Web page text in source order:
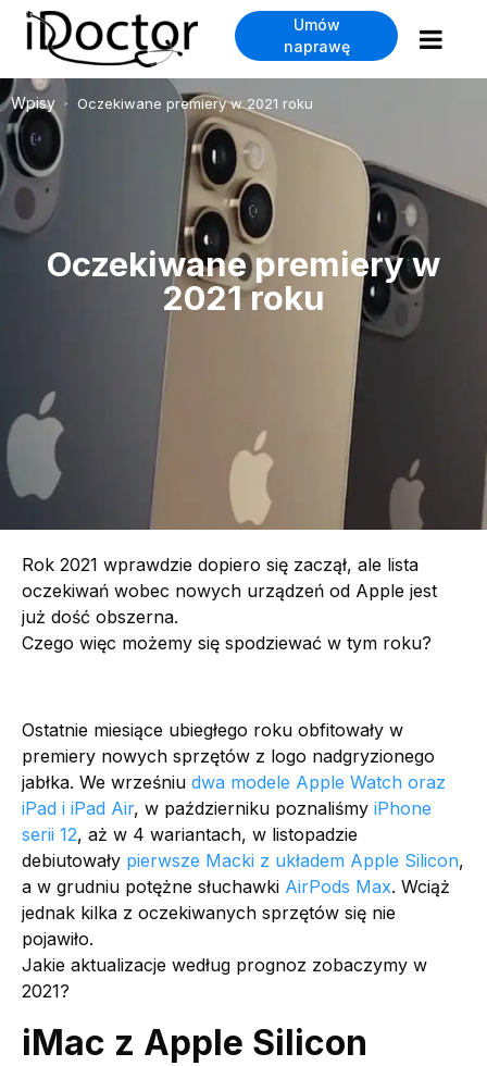
Umów
naprawę
Wpisy > Oczekiwane premiery w 2021 roku
Oczekiwane premiery w
2021 roku
Rok 2021 wprawdzie dopiero się zaczął, ale lista
oczekiwań wobec nowych urządzeń od Apple jest
już dość obszerna.
Czego więc możemy się spodziewać w tym roku?
Ostatnie miesiące ubiegłego roku obfitowały w
premiery nowych sprzętów z logo nadgryzionego
jabłka. We wrześniu dwa modele Apple Watch oraz
iPad i iPad Air, w październiku poznaliśmy iPhone
serii 12, aż w 4 wariantach, w listopadzie
debiutowały pierwsze Macki z układem Apple Silicon,
a w grudniu potężne słuchawki AirPods Max. Wciąż
jednak kilka z oczekiwanych sprzętów się nie
pojawiło.
Jakie aktualizacje według prognoz zobaczymy w
2021?
iMac z Apple Silicon